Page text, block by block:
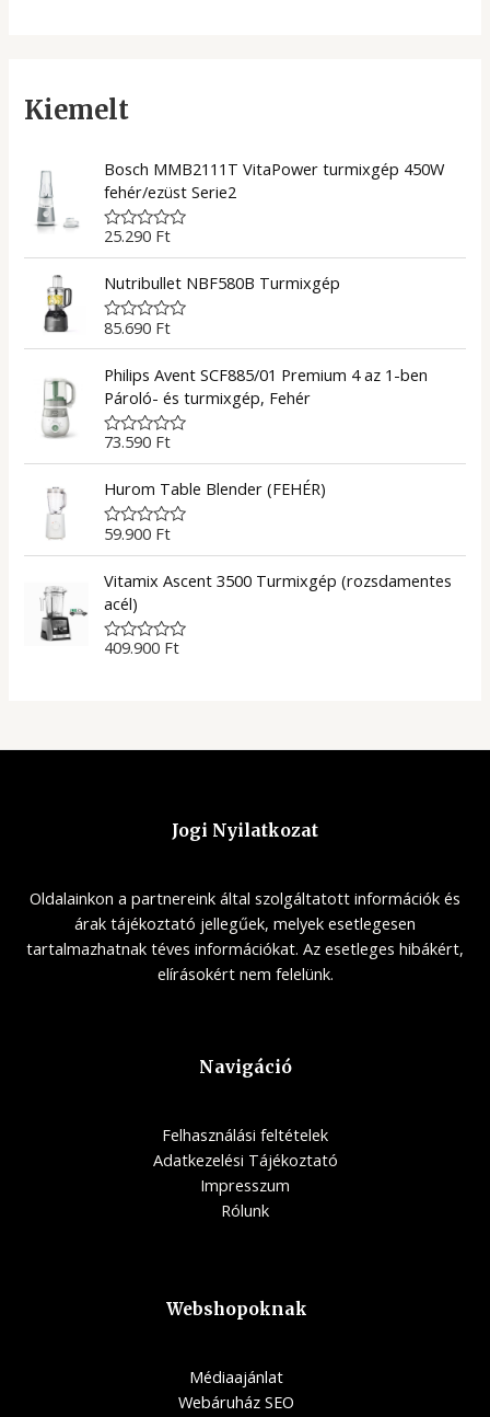
Kiemelt
Bosch MMB2111T VitaPower turmixgép 450W
fehér/ezüst Serie2
R
a
e
d
0
o
u
o
f
5
25.290 Ft
Nutribullet NBF580B Turmixgép
R
a
e
d
0
o
u
o
f
5
85.690 Ft
Philips Avent SCF885/01 Premium 4 az 1-ben
Pároló- és turmixgép, Fehér
R
a
e
d
0
o
u
o
f
5
73.590 Ft
Hurom Table Blender (FEHÉR)
R
a
e
d
0
o
u
59.900 Ft
Vitamix Ascent 3500 Turmixgép (rozsdamentes
acél)
R
409.900 Ft
Jogi Nyilatkozat
Oldalainkon a partnereink által szolgáltatott információk és
árak tájékoztató jellegűek, melyek esetlegesen
tartalmazhatnak téves információkat. Az esetleges hibákért,
elírásokért nem felelünk.
Navigáció
Felhasználási feltételek
Adatkezelési Tájékoztató
Impresszum
Rólunk
Webshopoknak
Médiaajánlat
Webáruház SEO